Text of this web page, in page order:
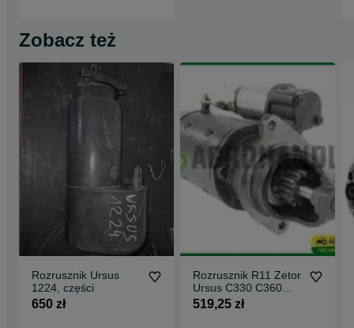
Zobacz też
Rozrusznik Ursus
1224, części
650 zł
Rozrusznik R11 Zetor
Ursus C330 C360
klasyczny Hit
519,25 zł